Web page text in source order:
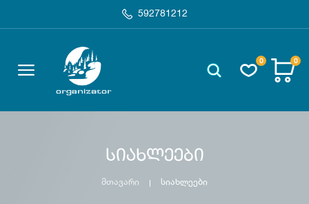
592781212
0 0
სიახლეები
მთავარი სიახლეები